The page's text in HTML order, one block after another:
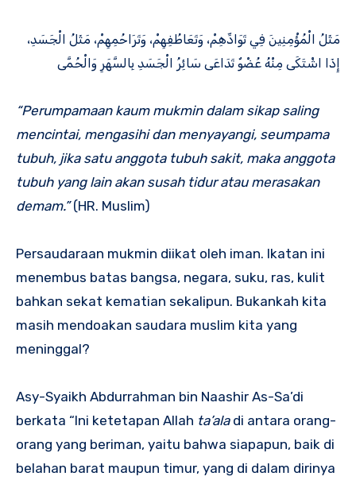
مَثَلُ الْمُؤْمِنِينَ فِي تَوَادِّهِمْ، وَتَعَاطُفِهِمْ، وَتَرَاحُمِهِمْ، مَثَلُ الْجَسَدِ،
إِذَا اشْتَكَى مِنْهُ عُضْوٌ تَدَاعَى سَائِرُ الْجَسَدِ بِالسَّهَرِ وَالْحُمَّى
“Perumpamaan kaum mukmin dalam sikap saling
mencintai, mengasihi dan menyayangi, seumpama
tubuh, jika satu anggota tubuh sakit, maka anggota
tubuh yang lain akan susah tidur atau merasakan
demam.”(HR. Muslim)
Persaudaraan mukmin diikat oleh iman. Ikatan ini
menembus batas bangsa, negara, suku, ras, kulit
bahkan sekat kematian sekalipun. Bukankah kita
masih mendoakan saudara muslim kita yang
meninggal?
Asy-Syaikh Abdurrahman bin Naashir As-Sa’di
berkata “Ini ketetapan Allah ta’aladi antara orang-
orang yang beriman, yaitu bahwa siapapun, baik di
belahan barat maupun timur, yang di dalam dirinya